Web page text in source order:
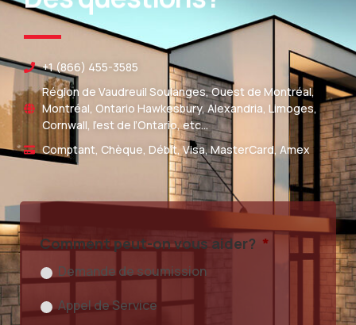
+1 (866) 455-3585
Région de Vaudreuil Soulanges, Ouest de Montréal,
Montréal, Ontario Hawkesbury, Alexandria, Limoges,
Cornwall, l’est de l’Ontario, etc…
Comptant, Chèque, Débit, Visa, MasterCard, Amex
Comment peut-on vous aider? *
Demande de soumission
Appel de Service